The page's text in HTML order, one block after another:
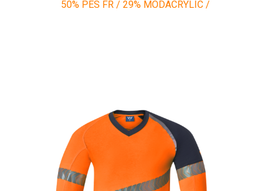
50% PES FR / 29% MODACRYLIC /